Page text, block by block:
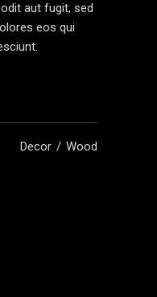
aut fugit, sed
eos qui
Decor Wood